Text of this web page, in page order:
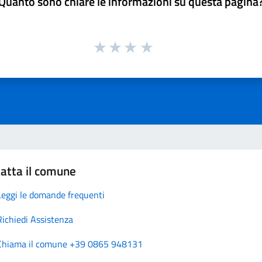
il comune
le domande frequenti
Assistenza
il comune +39 0865 948131